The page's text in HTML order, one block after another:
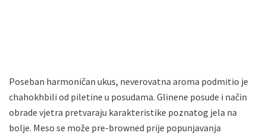
Poseban harmoničan ukus, neverovatna aroma podmitio je
chahokhbili od piletine u posudama. Glinene posude i način
obrade vjetra pretvaraju karakteristike poznatog jela na
bolje. Meso se može pre-browned prije popunjavanja